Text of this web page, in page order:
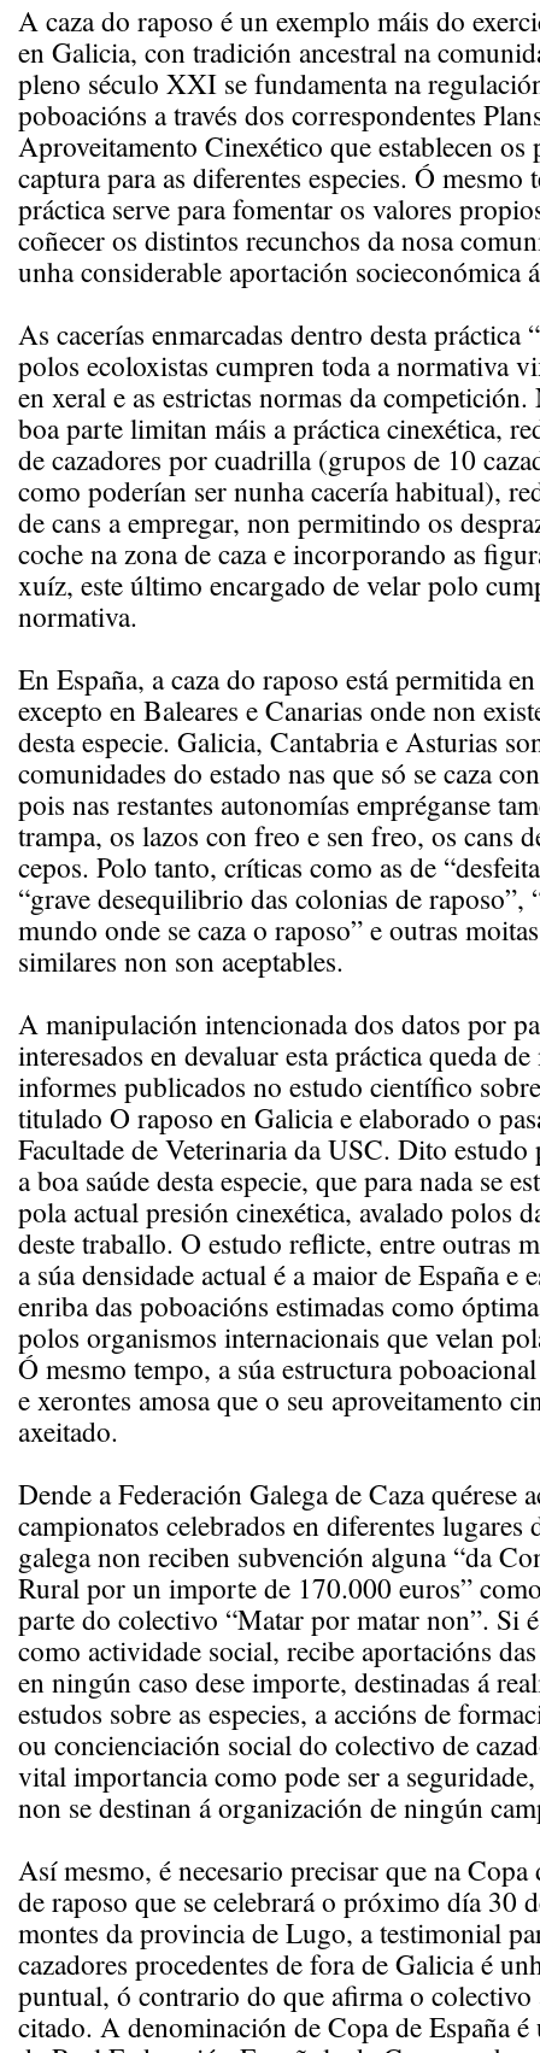
A caza do raposo é un exemplo máis do
en Galicia, con tradición ancestral na
pleno século XXI se fundamenta na
poboacións a través dos correspondentes
Aproveitamento Cinexético que establecen os
captura para as diferentes especies. Ó mesmo
práctica serve para fomentar os valores
coñecer os distintos recunchos da nosa
unha considerable aportación socieconómica
As cacerías enmarcadas dentro desta práctica
polos ecoloxistas cumpren toda a normativa
en xeral e as estrictas normas da
boa parte limitan máis a práctica cinexética,
de cazadores por cuadrilla (grupos de 10
como poderían ser nunha cacería habitual),
de cans a empregar, non permitindo os
coche na zona de caza e incorporando as
xuíz, este último encargado de velar polo
normativa.
En España, a caza do raposo está permitida
excepto en Baleares e Canarias onde non
desta especie. Galicia, Cantabria e Asturias
comunidades do estado nas que só se caza
pois nas restantes autonomías empréganse
trampa, os lazos con freo e sen freo, os cans
cepos. Polo tanto, críticas como as de
“grave desequilibrio das colonias de
mundo onde se caza o raposo” e outras
similares non son aceptables.
A manipulación intencionada dos datos por
interesados en devaluar esta práctica queda
informes publicados no estudo científico
titulado O raposo en Galicia e elaborado o
Facultade de Veterinaria da USC. Dito estudo
a boa saúde desta especie, que para nada se
pola actual presión cinexética, avalado polos
deste traballo. O estudo reflicte, entre outras
a súa densidade actual é a maior de España e
enriba das poboacións estimadas como
polos organismos internacionais que velan
Ó mesmo tempo, a súa estructura
e xerontes amosa que o seu aproveitamento
axeitado.
Dende a Federación Galega de Caza quérese
campionatos celebrados en diferentes lugares
galega non reciben subvención alguna “da
Rural por un importe de 170.000 euros”
parte do colectivo “Matar por matar non”. Si
como actividade social, recibe aportacións
en ningún caso dese importe, destinadas á
estudos sobre as especies, a accións de
ou concienciación social do colectivo de
vital importancia como pode ser a
non se destinan á organización de ningún
Así mesmo, é necesario precisar que na Copa
de raposo que se celebrará o próximo día 30
montes da provincia de Lugo, a testimonial
cazadores procedentes de fora de Galicia é
puntual, ó contrario do que afirma o colectivo
citado. A denominación de Copa de España é